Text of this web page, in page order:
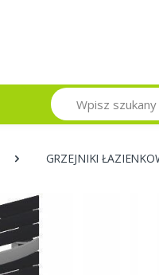
Szukaj
GRZEJNIKI